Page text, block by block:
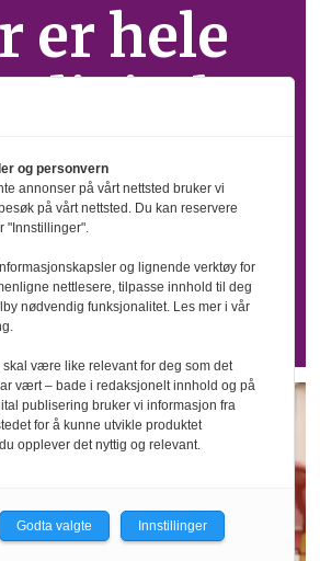
er hele
digitale
arkiv!
i alle våre blader etter
trenger - helt tilbake til
søkbart, digitalt
tilgjengelig for alle våre
og personvern
annonser på vårt nettsted bruker vi
på vårt nettsted. Du kan reservere
"Innstillinger".
og lignende verktøy for
nettlesere, tilpasse innhold til deg
nødvendig funksjonalitet. Les mer i vår
skal være like relevant for deg som det
vært – bade i redaksjonelt innhold og på
publisering bruker vi informasjon fra
for å kunne utvikle produktet
opplever det nyttig og relevant.
Godta valgte Innstillinger